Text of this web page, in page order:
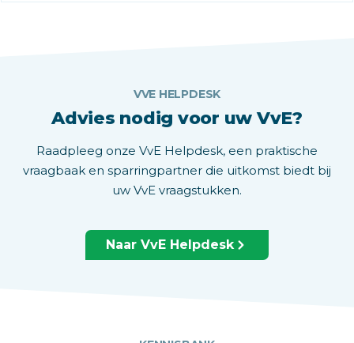
VVE HELPDESK
Advies nodig voor uw VvE?
Raadpleeg onze VvE Helpdesk, een praktische
vraagbaak en sparringpartner die uitkomst biedt bij
uw VvE vraagstukken.
Naar VvE Helpdesk